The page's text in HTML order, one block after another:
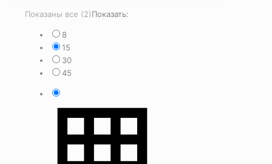
Показаны все (2)Показать:
8
15
30
45